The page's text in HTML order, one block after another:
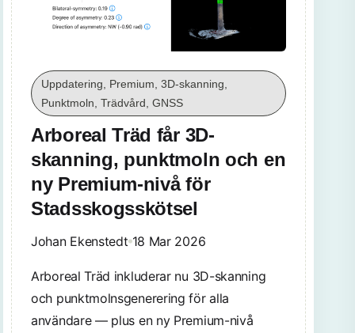
Uppdatering, Premium, 3D-skanning,
Punktmoln, Trädvård, GNSS
Arboreal Träd får 3D-
skanning, punktmoln och en
ny Premium-nivå för
Stadsskogsskötsel
Johan Ekenstedt 18 Mar 2026
Arboreal Träd inkluderar nu 3D-skanning
och punktmolnsgenerering för alla
användare — plus en ny Premium-nivå